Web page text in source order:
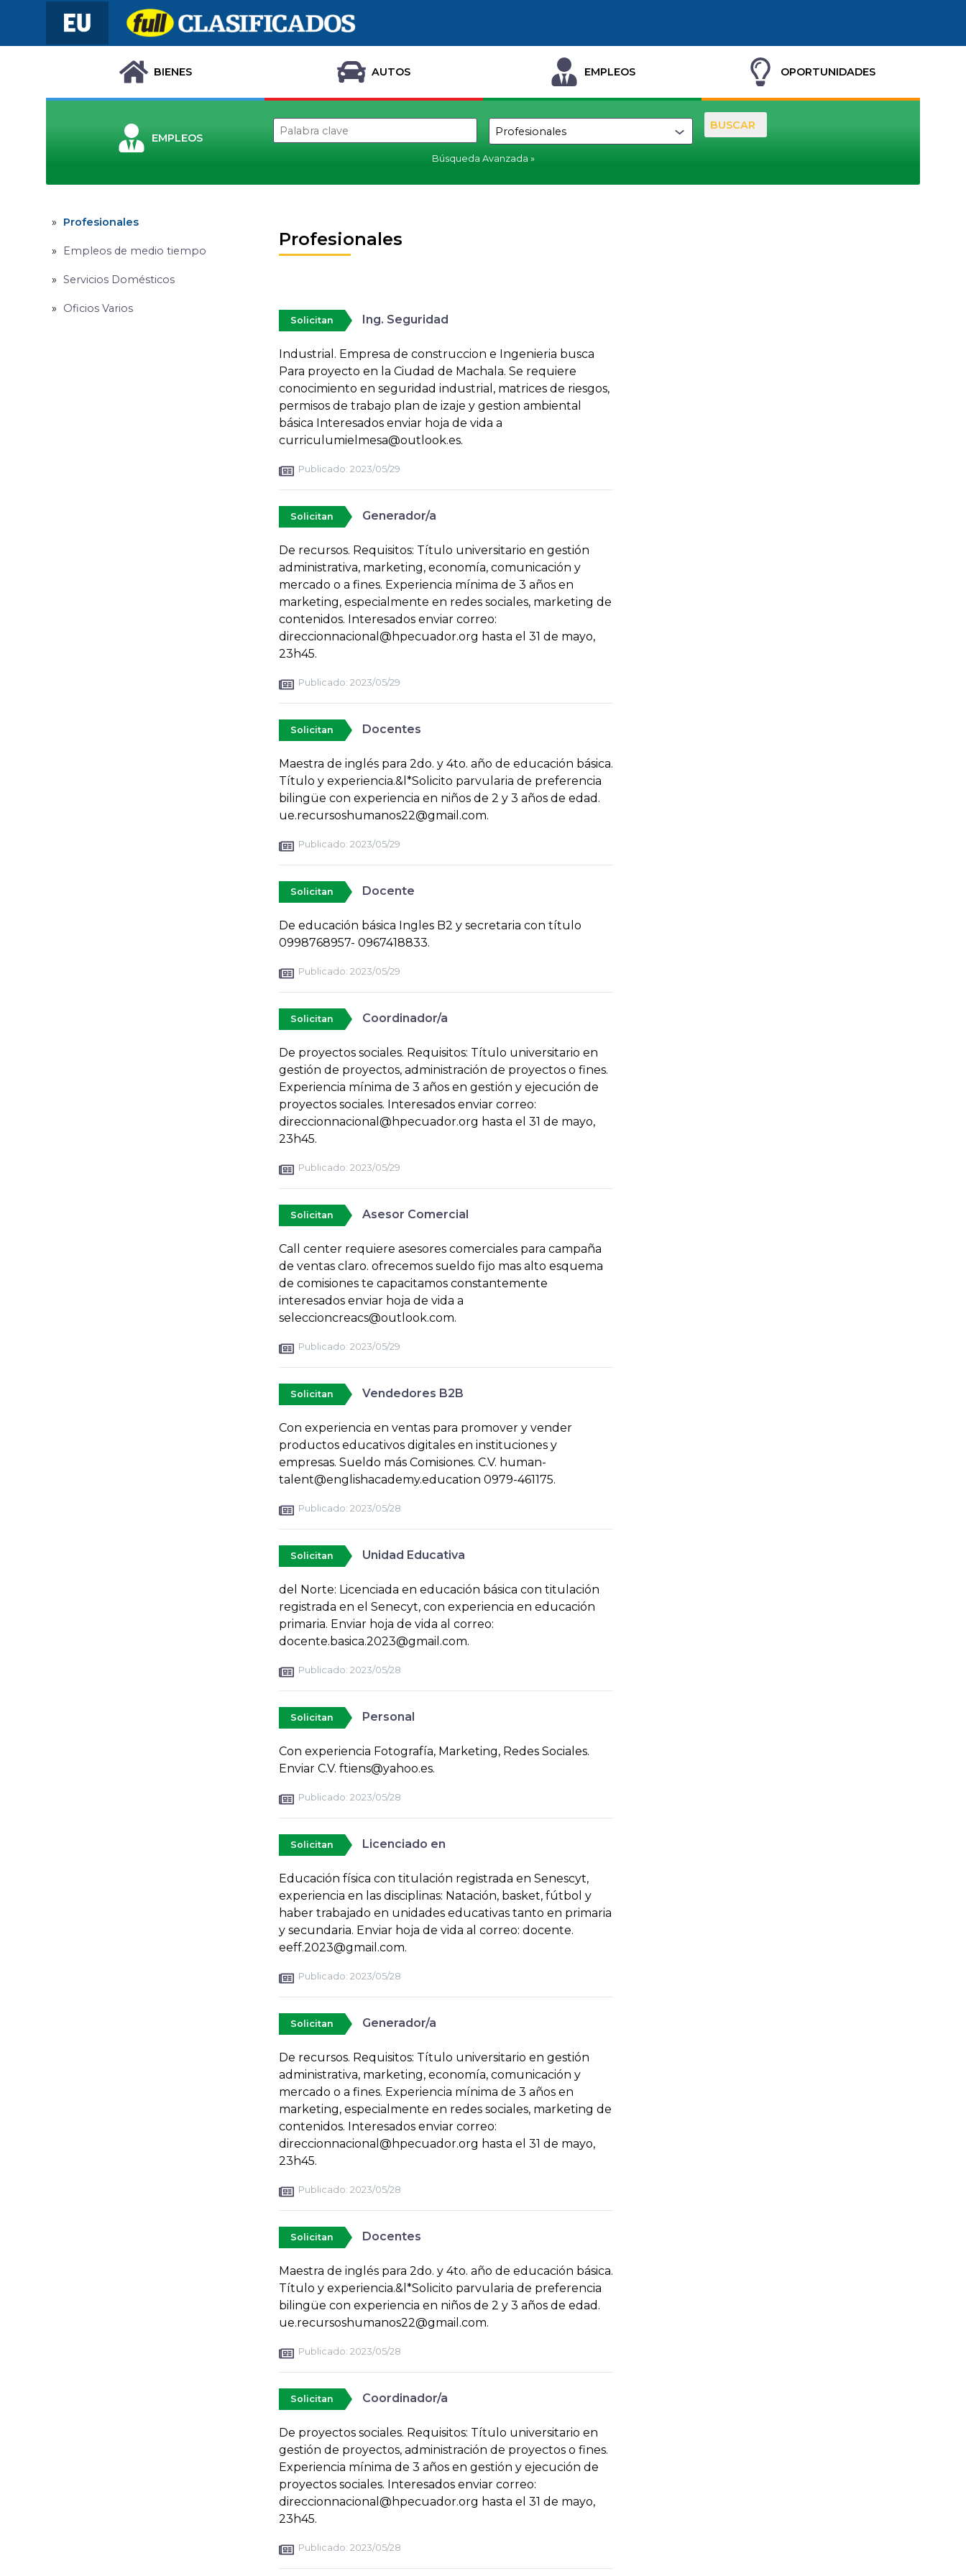
BIENES AUTOS EMPLEOS OPORTUNIDADES
EMPLEOS
Búsqueda Avanzada
BUSCAR
Profesionales
Empleos de medio tiempo
Servicios Domésticos
Oficios Varios
Profesionales
Solicitan Ing. Seguridad
Industrial. Empresa de construccion e Ingenieria busca
Para proyecto en la Ciudad de Machala. Se requiere
conocimiento en seguridad industrial, matrices de riesgos,
permisos de trabajo plan de izaje y gestion ambiental
básica Interesados enviar hoja de vida a
curriculumielmesa@outlook.es.
Publicado: 2023/05/29
Solicitan Generador/a
De recursos. Requisitos: Título universitario en gestión
administrativa, marketing, economía, comunicación y
mercado o a fines. Experiencia mínima de 3 años en
marketing, especialmente en redes sociales, marketing de
contenidos. Interesados enviar correo:
direccionnacional@hpecuador.org hasta el 31 de mayo,
23h45.
Publicado: 2023/05/29
Solicitan Docentes
Maestra de inglés para 2do. y 4to. año de educación básica.
Título y experiencia.&l*Solicito parvularia de preferencia
bilingüe con experiencia en niños de 2 y 3 años de edad.
ue.recursoshumanos22@gmail.com.
Publicado: 2023/05/29
Solicitan Docente
De educación básica Ingles B2 y secretaria con título
0998768957- 0967418833.
Publicado: 2023/05/29
Solicitan Coordinador/a
De proyectos sociales. Requisitos: Título universitario en
gestión de proyectos, administración de proyectos o fines.
Experiencia mínima de 3 años en gestión y ejecución de
proyectos sociales. Interesados enviar correo:
direccionnacional@hpecuador.org hasta el 31 de mayo,
23h45.
Publicado: 2023/05/29
Solicitan Asesor Comercial
Call center requiere asesores comerciales para campaña
de ventas claro. ofrecemos sueldo fijo mas alto esquema
de comisiones te capacitamos constantemente
interesados enviar hoja de vida a
seleccioncreacs@outlook.com.
Publicado: 2023/05/29
Solicitan Vendedores B2B
Con experiencia en ventas para promover y vender
productos educativos digitales en instituciones y
empresas. Sueldo más Comisiones. C.V. human-
talent@englishacademy.education 0979-461175.
Publicado: 2023/05/28
Solicitan Unidad Educativa
del Norte: Licenciada en educación básica con titulación
registrada en el Senecyt, con experiencia en educación
primaria. Enviar hoja de vida al correo:
docente.basica.2023@gmail.com.
Publicado: 2023/05/28
Solicitan Personal
Con experiencia Fotografía, Marketing, Redes Sociales.
Enviar C.V. ftiens@yahoo.es.
Publicado: 2023/05/28
Solicitan Licenciado en
Educación física con titulación registrada en Senescyt,
experiencia en las disciplinas: Natación, basket, fútbol y
haber trabajado en unidades educativas tanto en primaria
y secundaria. Enviar hoja de vida al correo: docente.
eeff.2023@gmail.com.
Publicado: 2023/05/28
Solicitan Generador/a
De recursos. Requisitos: Título universitario en gestión
administrativa, marketing, economía, comunicación y
mercado o a fines. Experiencia mínima de 3 años en
marketing, especialmente en redes sociales, marketing de
contenidos. Interesados enviar correo:
direccionnacional@hpecuador.org hasta el 31 de mayo,
23h45.
Publicado: 2023/05/28
Solicitan Docentes
Maestra de inglés para 2do. y 4to. año de educación básica.
Título y experiencia.&l*Solicito parvularia de preferencia
bilingüe con experiencia en niños de 2 y 3 años de edad.
ue.recursoshumanos22@gmail.com.
Publicado: 2023/05/28
Solicitan Coordinador/a
De proyectos sociales. Requisitos: Título universitario en
gestión de proyectos, administración de proyectos o fines.
Experiencia mínima de 3 años en gestión y ejecución de
proyectos sociales. Interesados enviar correo:
direccionnacional@hpecuador.org hasta el 31 de mayo,
23h45.
Publicado: 2023/05/28